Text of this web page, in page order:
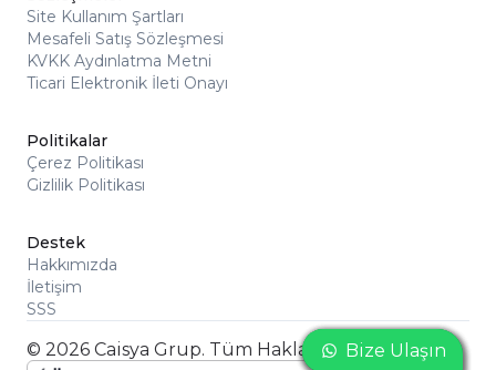
Site Kullanım Şartları
Mesafeli Satış Sözleşmesi
KVKK Aydınlatma Metni
Ticari Elektronik İleti Onayı
Politikalar
Çerez Politikası
Gizlilik Politikası
Destek
Hakkımızda
İletişim
SSS
© 2026 Caisya Grup. Tüm Hakları SaklıdırBize Ulaşın
Bize Ulaşın
Bize Ulaşın